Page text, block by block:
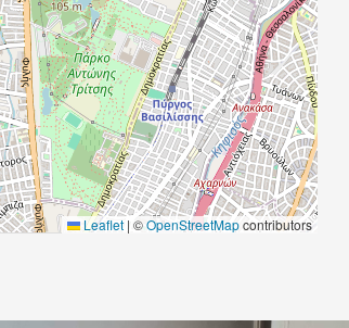
Leaflet | ©OpenStreetMapcontributors